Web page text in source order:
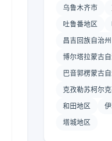
乌鲁木齐市
吐鲁番地区
昌吉回族自治州
博尔塔拉蒙古自
巴音郭楞蒙古自
克孜勒苏柯尔
和田地区
塔城地区